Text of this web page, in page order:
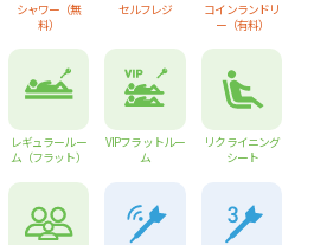
シャワー（無
料）
セルフレジ
コインランドリ
ー（有料）
レギュラールー
ム（フラット）
VIPフラットルー
ム
リクライニング
シート